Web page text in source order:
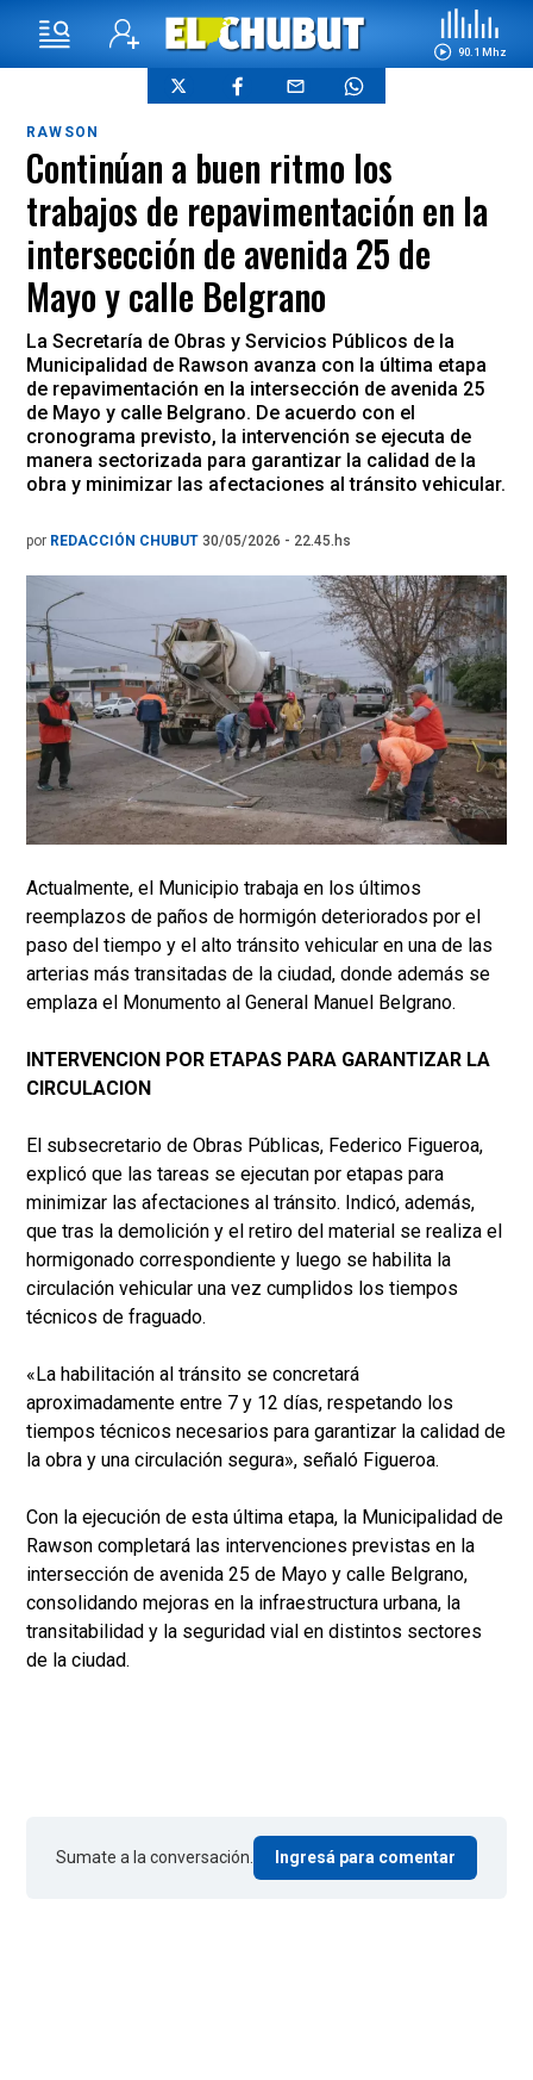
90.1 Mhz
RAWSON
Continúan a buen ritmo los
trabajos de repavimentación en la
intersección de avenida 25 de
Mayo y calle Belgrano
La Secretaría de Obras y Servicios Públicos de la
Municipalidad de Rawson avanza con la última etapa
de repavimentación en la intersección de avenida 25
de Mayo y calle Belgrano. De acuerdo con el
cronograma previsto, la intervención se ejecuta de
manera sectorizada para garantizar la calidad de la
obra y minimizar las afectaciones al tránsito vehicular.
por REDACCIÓN CHUBUT 30/05/2026 - 22.45.hs
Actualmente, el Municipio trabaja en los últimos
reemplazos de paños de hormigón deteriorados por el
paso del tiempo y el alto tránsito vehicular en una de las
arterias más transitadas de la ciudad, donde además se
emplaza el Monumento al General Manuel Belgrano.
INTERVENCION POR ETAPAS PARA GARANTIZAR LA
CIRCULACION
El subsecretario de Obras Públicas, Federico Figueroa,
explicó que las tareas se ejecutan por etapas para
minimizar las afectaciones al tránsito. Indicó, además,
que tras la demolición y el retiro del material se realiza el
hormigonado correspondiente y luego se habilita la
circulación vehicular una vez cumplidos los tiempos
técnicos de fraguado.
«La habilitación al tránsito se concretará
aproximadamente entre 7 y 12 días, respetando los
tiempos técnicos necesarios para garantizar la calidad de
la obra y una circulación segura», señaló Figueroa.
Con la ejecución de esta última etapa, la Municipalidad de
Rawson completará las intervenciones previstas en la
intersección de avenida 25 de Mayo y calle Belgrano,
consolidando mejoras en la infraestructura urbana, la
transitabilidad y la seguridad vial en distintos sectores
de la ciudad.
Sumate a la conversación. Ingresá para comentar